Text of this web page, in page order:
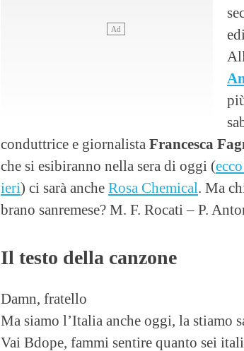
conduttrice e giornalista Francesca
che si esibiranno nella sera di oggi (
ieri) ci sarà anche Rosa Chemical. Ma
brano sanremese? M. F. Rocati – P.
Il testo della canzone
Damn, fratello
Ma siamo l’Italia anche oggi, la stiamo
Vai Bdope, fammi sentire quanto sei